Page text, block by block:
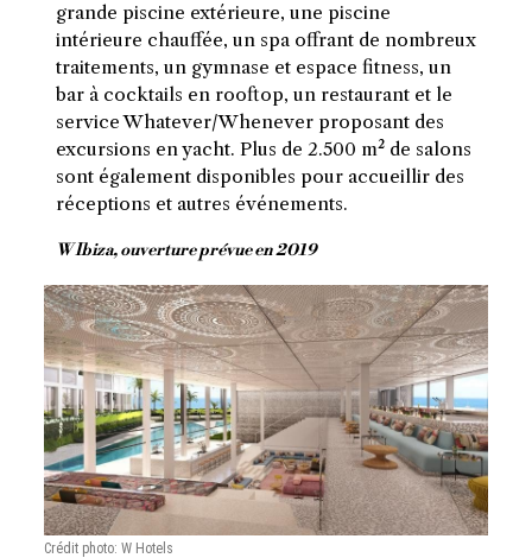
grande piscine extérieure, une piscine
intérieure chauffée, un spa offrant de nombreux
traitements, un gymnase et espace fitness, un
bar à cocktails en rooftop, un restaurant et le
service Whatever/Whenever proposant des
excursions en yacht. Plus de 2.500 m² de salons
sont également disponibles pour accueillir des
réceptions et autres événements.
W Ibiza, ouverture prévue en 2019
Crédit photo: W Hotels